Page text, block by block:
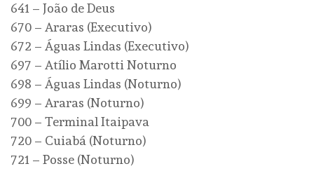
641 – João de Deus
670 – Araras (Executivo)
672 – Águas Lindas (Executivo)
697 – Atílio Marotti Noturno
698 – Águas Lindas (Noturno)
699 – Araras (Noturno)
700 – Terminal Itaipava
720 – Cuiabá (Noturno)
721 – Posse (Noturno)